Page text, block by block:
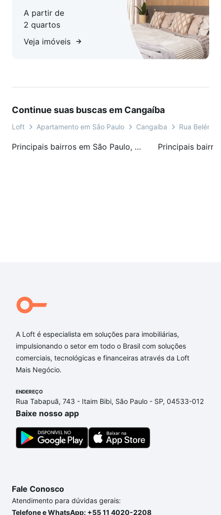
A partir de
2 quartos
Veja imóveis
Continue suas buscas em Cangaíba
Loft Apartamento em São Paulo Cangaíba Rua Belém
Principais bairros em São Paulo, SP
A Loft é especialista em soluções para imobiliárias,
impulsionando o setor em todo o Brasil com soluções
comerciais, tecnológicas e financeiras através da Loft
Mais Negócio.
ENDEREÇO
Rua Tabapuã, 743 - Itaim Bibi, São Paulo - SP, 04533-012
Baixe nosso app
Fale Conosco
Atendimento para dúvidas gerais:
Telefone e WhatsApp: +55 11 4020-2208